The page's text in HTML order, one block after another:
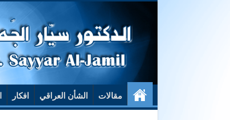
مقالات الشأن العراقي افكار